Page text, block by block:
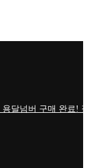
달넘버 구매 완료!